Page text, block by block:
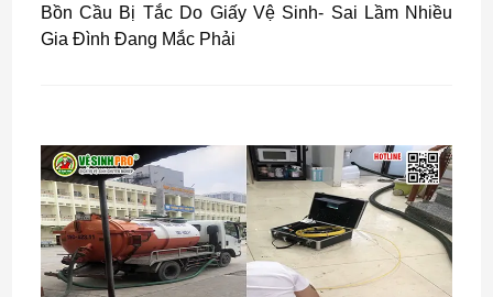
Bồn Cầu Bị Tắc Do Giấy Vệ Sinh- Sai Lầm Nhiều
Gia Đình Đang Mắc Phải